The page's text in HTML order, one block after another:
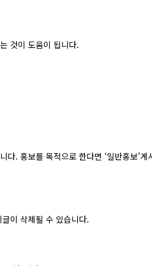
것이 도움이 됩니다.
. 홍보를 목적으로 한다면 ‘일반홍보’게
이 삭제될 수 있습니다.